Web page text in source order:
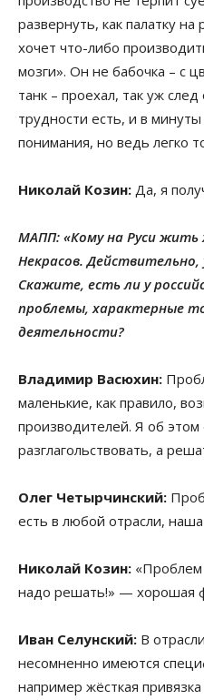
развернуть, как палатку
хочет что-либо
мозги». Он не бабочка – с
танк – проехал, так уж
трудности есть, и в
понимания, но ведь легко
Николай Козин: Да, я
МАПП: «Кому на Руси
Некрасов.
Скажите, есть ли у
проблемы, характерные
деятельности?
Владимир Васюхин:
маленькие, как правило,
производителей. Я об этом
разглагольствовать, а
Олег Четырчинский:
есть в любой отрасли,
Николай Козин: «Проблем
надо решать!» — хорошая
Иван Селунский: В
несомненно имеются
например жёсткая